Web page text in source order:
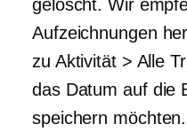
gelöscht. Wir
Aufzeichnungen
zu Aktivität > Alle
das Datum auf die
speichern